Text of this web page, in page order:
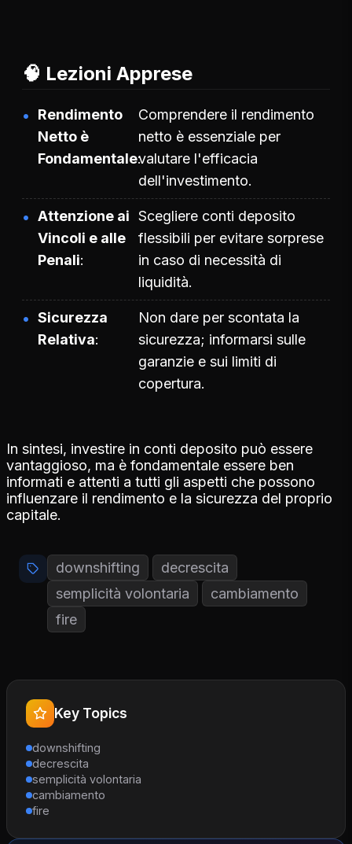
🧠 Lezioni Apprese
Rendimento
Netto è
Fondamentale
Comprendere il rendimento
netto è essenziale per
valutare l'efficacia
dell'investimento.
Attenzione ai
Vincoli e alle
Penali
Scegliere conti deposito
flessibili per evitare sorprese
in caso di necessità di
liquidità.
Sicurezza
Relativa
Non dare per scontata la
sicurezza; informarsi sulle
garanzie e sui limiti di
copertura.
In sintesi, investire in conti deposito può essere
vantaggioso, ma è fondamentale essere ben
informati e attenti a tutti gli aspetti che possono
influenzare il rendimento e la sicurezza del proprio
capitale.
downshifting
decrescita
semplicità volontaria
cambiamento
fire
Key Topics
downshifting
decrescita
semplicità volontaria
cambiamento
fire